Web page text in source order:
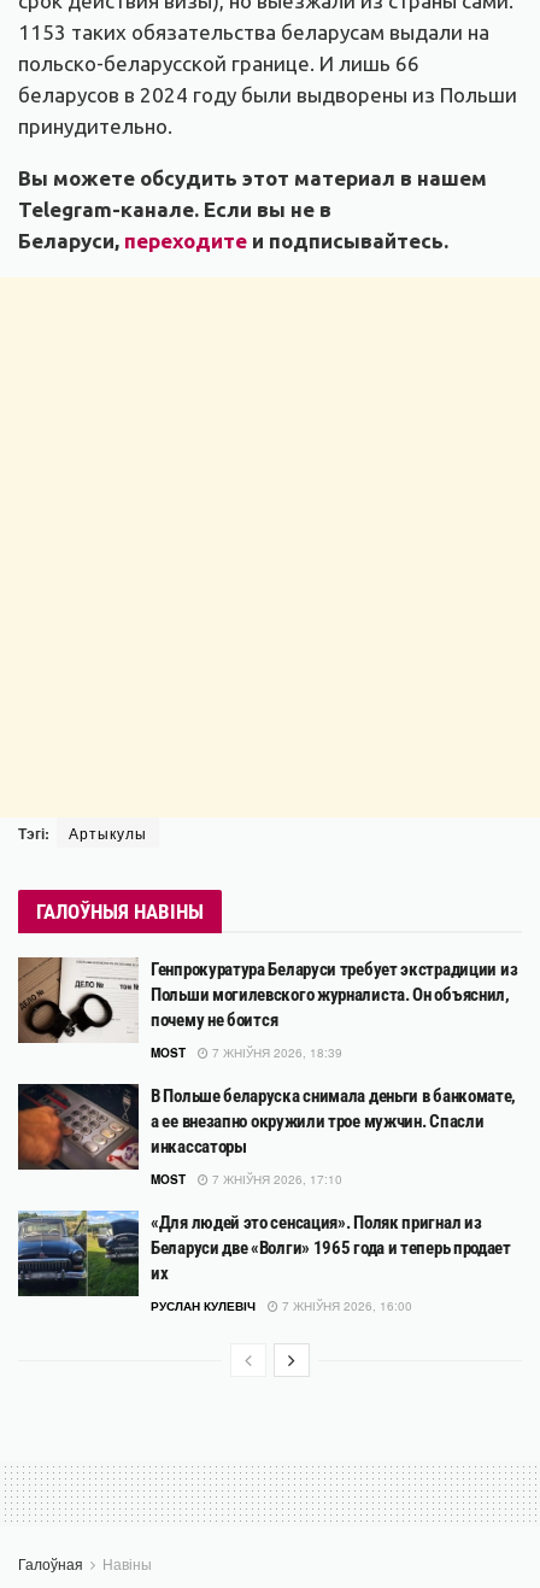
1153 таких обязательства беларусам выдали на
польско-беларусской границе. И лишь 66
беларусов в 2024 году были выдворены из Польши
принудительно.
Вы можете обсудить этот материал в нашем
Telegram-канале. Если вы не в
Беларуси, переходите и подписывайтесь.
Тэгі: Артыкулы
ГАЛОЎНЫЯ НАВІНЫ
Генпрокуратура Беларуси требует экстрадиции из
Польши могилевского журналиста. Он объяснил,
почему не боится
MOST 7 ЖНІЎНЯ 2026, 18:39
В Польше беларуска снимала деньги в банкомате,
а ее внезапно окружили трое мужчин. Спасли
инкассаторы
MOST 7 ЖНІЎНЯ 2026, 17:10
«Для людей это сенсация». Поляк пригнал из
Беларуси две «Волги» 1965 года и теперь продает
их
РУСЛАН КУЛЕВІЧ 7 ЖНІЎНЯ 2026, 16:00
Галоўная Навіны